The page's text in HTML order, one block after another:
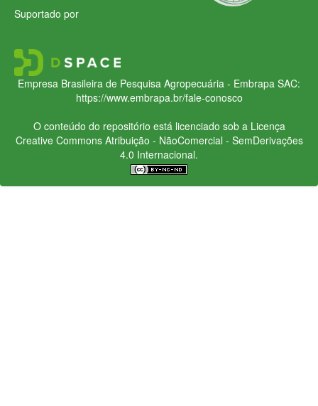
Suportado por
Empresa Brasileira de Pesquisa Agropecuária - Embrapa SAC:
https://www.embrapa.br/fale-conosco
O conteúdo do repositório está licenciado sob a Licença
Creative CommonsAtribuição - NãoComercial - SemDerivações
4.0 Internacional.